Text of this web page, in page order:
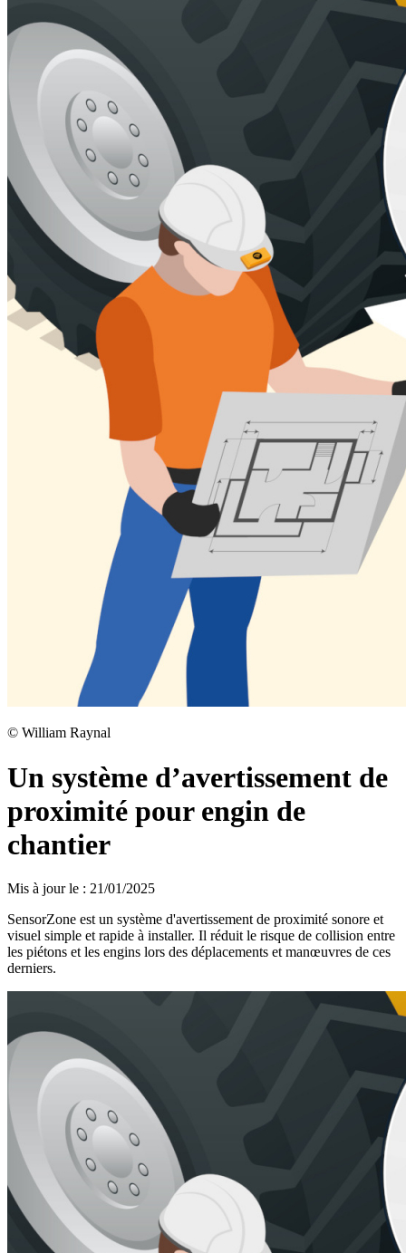
© William Raynal
Un système d’avertissement de
proximité pour engin de
chantier
Mis à jour le : 21/01/2025
SensorZone est un système d'avertissement de proximité sonore et
visuel simple et rapide à installer. Il réduit le risque de collision entre
les piétons et les engins lors des déplacements et manœuvres de ces
derniers.